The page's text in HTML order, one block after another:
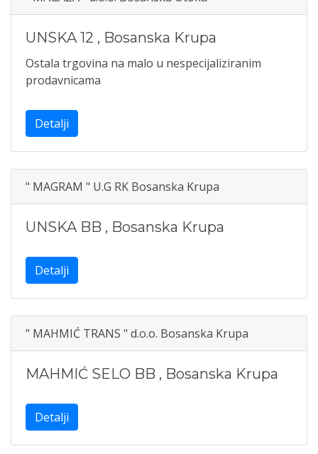
UNSKA 12 , Bosanska Krupa
Ostala trgovina na malo u nespecijaliziranim
prodavnicama
Detalji
" MAGRAM " U.G RK Bosanska Krupa
UNSKA BB , Bosanska Krupa
Detalji
" MAHMIĆ TRANS " d.o.o. Bosanska Krupa
MAHMIĆ SELO BB , Bosanska Krupa
Detalji